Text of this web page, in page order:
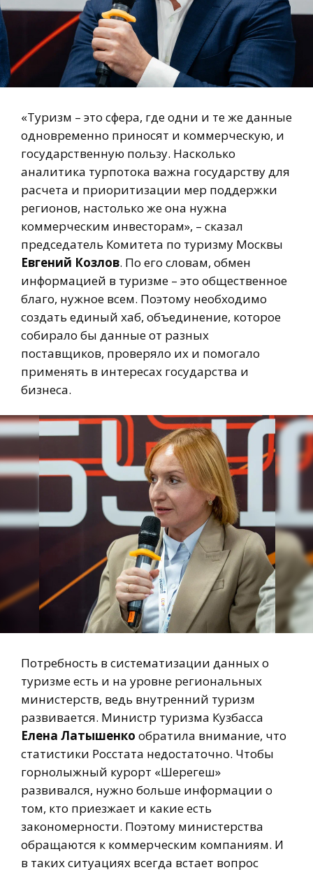
«Туризм – это сфера, где одни и те же данные
одновременно приносят и коммерческую, и
государственную пользу. Насколько
аналитика турпотока важна государству для
расчета и приоритизации мер поддержки
регионов, настолько же она нужна
коммерческим инвесторам», – сказал
председатель Комитета по туризму Москвы
Евгений Козлов. По его словам, обмен
информацией в туризме – это общественное
благо, нужное всем. Поэтому необходимо
создать единый хаб, объединение, которое
собирало бы данные от разных
поставщиков, проверяло их и помогало
применять в интересах государства и
бизнеса.
Потребность в систематизации данных о
туризме есть и на уровне региональных
министерств, ведь внутренний туризм
развивается. Министр туризма Кузбасса
Елена Латышенко обратила внимание, что
статистики Росстата недостаточно. Чтобы
горнолыжный курорт «Шерегеш»
развивался, нужно больше информации о
том, кто приезжает и какие есть
закономерности. Поэтому министерства
обращаются к коммерческим компаниям. И
в таких ситуациях всегда встает вопрос